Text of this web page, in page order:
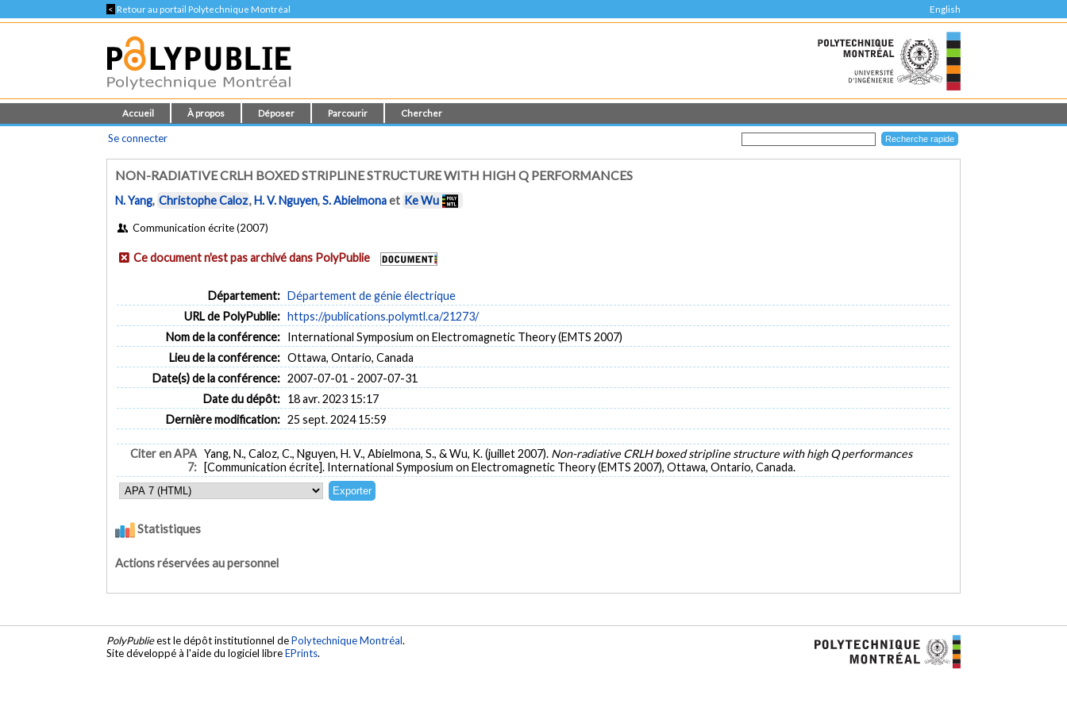
< Retour au portail Polytechnique Montréal English
Accueil À propos Déposer Parcourir Chercher
Se connecter
NON-RADIATIVE CRLH BOXED STRIPLINE STRUCTURE WITH HIGH Q PERFORMANCES
N. Yang, Christophe Caloz,H. V. Nguyen,S. Abielmonaet Ke Wu
Communication écrite (2007)
Ce document n'est pas archivé dans PolyPublie
Département: Département de génie électrique
URL de PolyPublie: https://publications.polymtl.ca/21273/
Nom de la conférence: International Symposium on Electromagnetic Theory (EMTS 2007)
Lieu de la conférence: Ottawa, Ontario, Canada
Date(s) de la conférence: 2007-07-01 - 2007-07-31
Date du dépôt: 18 avr. 2023 15:17
Dernière modification: 25 sept. 2024 15:59
Citer en APA
7:
Yang, N., Caloz, C., Nguyen, H. V., Abielmona, S., & Wu, K. (juillet 2007). Non-radiative CRLH boxed stripline structure with high Q performances
[Communication écrite]. International Symposium on Electromagnetic Theory (EMTS 2007), Ottawa, Ontario, Canada.
Statistiques
Actions réservées au personnel
PolyPublieest le dépôt institutionnel dePolytechnique Montréal.
Site développé à l'aide du logiciel libreEPrints.